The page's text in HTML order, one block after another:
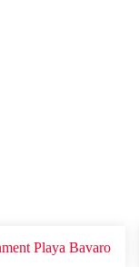
DE NERATAT
Playa Bavaro